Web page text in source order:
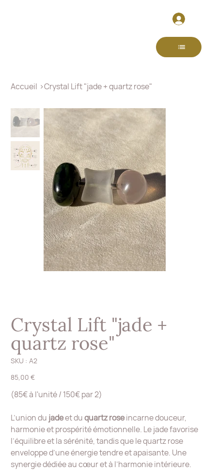
Accueil >Crystal Lift "jade + quartz rose"
Crystal Lift "jade +
quartz rose"
SKU :
SKU
A2
A2
Prix
85,00 €
(85€ à l'unité / 150€ par 2)
L’union du jadeet duquartz roseincarne douceur,
harmonie et prospérité émotionnelle. Le jade favorise
l’équilibre et la sérénité, tandis que le quartz rose
enveloppe d’une énergie tendre et apaisante. Une
synergie dédiée au cœur et à l’harmonie intérieure.